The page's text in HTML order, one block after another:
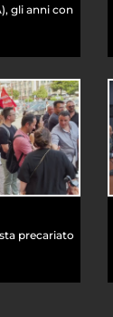
gli anni con
precariato